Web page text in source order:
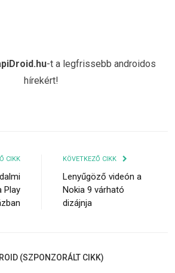
-t a legfrissebb androidos
hírekért!
CIKK
Play
KÖVETKEZŐ CIKK
Lenyűgöző videón a
Nokia 9 várható
dizájnja
(SZPONZORÁLT CIKK)